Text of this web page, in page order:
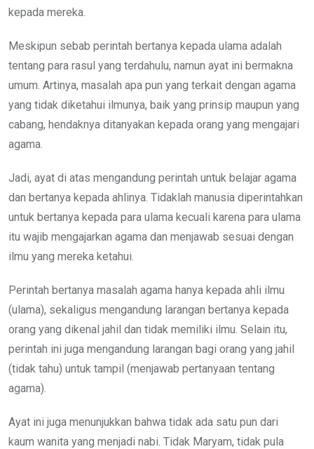
kepada mereka.
Meskipun sebab perintah bertanya kepada ulama adalah
tentang para rasul yang terdahulu, namun ayat ini bermakna
umum. Artinya, masalah apa pun yang terkait dengan agama
yang tidak diketahui ilmunya, baik yang prinsip maupun yang
cabang, hendaknya ditanyakan kepada orang yang mengajari
agama.
Jadi, ayat di atas mengandung perintah untuk belajar agama
dan bertanya kepada ahlinya. Tidaklah manusia diperintahkan
untuk bertanya kepada para ulama kecuali karena para ulama
itu wajib mengajarkan agama dan menjawab sesuai dengan
ilmu yang mereka ketahui.
Perintah bertanya masalah agama hanya kepada ahli ilmu
(ulama), sekaligus mengandung larangan bertanya kepada
orang yang dikenal jahil dan tidak memiliki ilmu. Selain itu,
perintah ini juga mengandung larangan bagi orang yang jahil
(tidak tahu) untuk tampil (menjawab pertanyaan tentang
agama).
Ayat ini juga menunjukkan bahwa tidak ada satu pun dari
kaum wanita yang menjadi nabi. Tidak Maryam, tidak pula